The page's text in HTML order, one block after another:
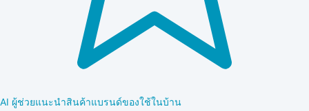
AI ผู้ช่วยแนะนำสินค้าแบรนด์ของใช้ในบ้าน